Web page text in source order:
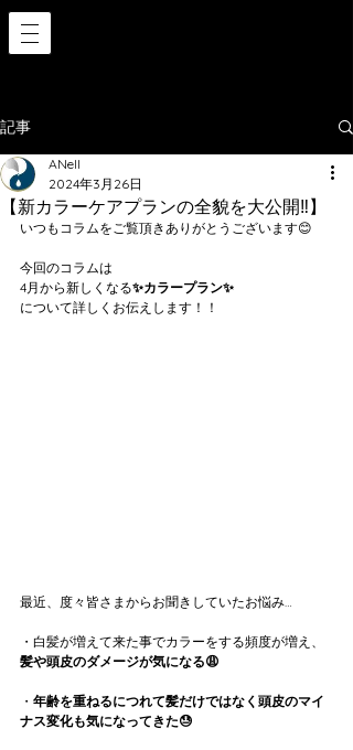
記事
【新カラーケアプランの全貌を大公開‼️】
ANell
2024年3月26日
いつもコラムをご覧頂きありがとうございます😊
今回のコラムは
4月から新しくなる✨カラープラン✨
について詳しくお伝えします！！
最近、度々皆さまからお聞きしていたお悩み…
・白髪が増えて来た事でカラーをする頻度が増え、
髪や頭皮のダメージが気になる😩
・ 年齢を重ねるにつれて髪だけではなく頭皮のマイ
ナス変化も気になってきた😓